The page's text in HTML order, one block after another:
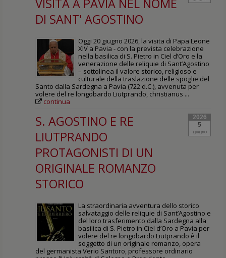
VISITA A PAVIA NEL NOME
DI SANT' AGOSTINO
Oggi 20 giugno 2026, la visita di Papa Leone
XIV a Pavia - con la prevista celebrazione
nella basilica di S. Pietro in Ciel d’Oro e la
venerazione delle reliquie di Sant’Agostino
– sottolinea il valore storico, religioso e
culturale della traslazione delle spoglie del
Santo dalla Sardegna a Pavia (722 d.C.), avvenuta per
volere del re longobardo Liutprando, christianus ...
continua
2026
5
giugno
S. AGOSTINO E RE
LIUTPRANDO
PROTAGONISTI DI UN
ORIGINALE ROMANZO
STORICO
La straordinaria avventura dello storico
salvataggio delle reliquie di Sant’Agostino e
del loro trasferimento dalla Sardegna alla
basilica di S. Pietro in Ciel d’Oro a Pavia per
volere del re longobardo Liutprando è il
soggetto di un originale romanzo, opera
del germanista Verio Santoro, professore ordinario